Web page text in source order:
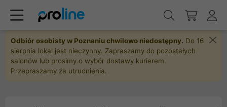
Odbiór osobisty w Poznaniu chwilowo niedostępny. Do 16
sierpnia lokal jest nieczynny. Zapraszamy do pozostałych
salonów lub prosimy o wybór dostawy kurierem.
Przepraszamy za utrudnienia.